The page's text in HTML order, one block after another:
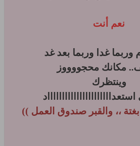
نعم أنت
وربما غدا وربما بعد غد
مكانك محجووووز
وينتظرك
،، والقبر صندوق العمل ))